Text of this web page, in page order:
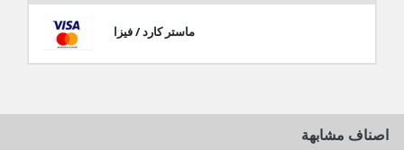
ماستر كارد / فيزا
اصناف مشابهة